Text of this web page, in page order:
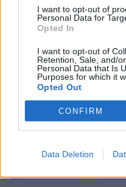
I want to opt-out of
Personal Data for
Opted In
I want to opt-out of
Retention, Sale, and/
Personal Data that Is
Purposes for which it
Opted Out
CONFIRM
Data Deletion